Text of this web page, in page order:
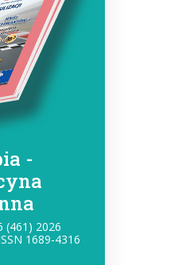
-
(461) 2026
1689-4316